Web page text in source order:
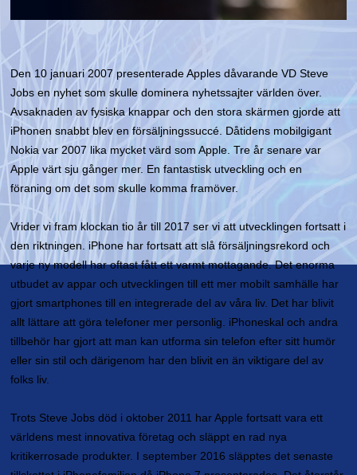
Den 10 januari 2007 presenterade Apples dåvarande VD Steve
Jobs en nyhet som skulle dominera nyhetssajter världen över.
Avsaknaden av fysiska knappar och den stora skärmen gjorde att
iPhonen snabbt blev en försäljningssuccé. Dåtidens mobilgigant
Nokia var 2007 lika mycket värd som Apple. Tre år senare var
Apple värt sju gånger mer. En fantastisk utveckling och en
föraning om det som skulle komma framöver.
Vrider vi fram klockan tio år till 2017 ser vi att utvecklingen fortsatt i
den riktningen. iPhone har fortsatt att slå försäljningsrekord och
varje ny modell har oftast fått ett varmt mottagande. Det enorma
utbudet av appar och utvecklingen till ett mer mobilt samhälle har
gjort smartphones till en integrerade del av våra liv. Det har blivit
allt lättare att göra telefoner mer personlig. iPhoneskal och andra
tillbehör har gjort att man kan utforma sin telefon efter sitt humör
eller sin stil och därigenom har den blivit en än viktigare del av
folks liv.
Trots Steve Jobs död i oktober 2011 har Apple fortsatt vara ett
världens mest innovativa företag och släppt en rad nya
kritikerrosade produkter. I september 2016 släpptes det senaste